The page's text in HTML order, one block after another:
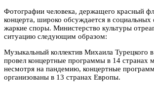
Фотографии человека, держащего красный
концерта, широко обсуждается в социальных
жаркие споры. Министерство культуры
ситуацию следующим образом:
Музыкальный коллектив Михаила Турецкого
провел концертные программы в 14 странах
несмотря на пандемию, концертные
организованы в 13 странах Европы.